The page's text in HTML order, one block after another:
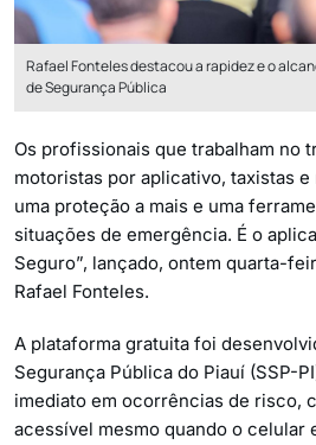
Rafael Fonteles destacou a rapidez e o
de Segurança Pública
Os profissionais que trabalham no
motoristas por aplicativo, taxistas e
uma proteção a mais e uma
situações de emergência. É o
Seguro”, lançado, ontem quarta-
Rafael Fonteles.
A plataforma gratuita foi
Segurança Pública do Piauí (SSP-
imediato em ocorrências de risco,
acessível mesmo quando o celular